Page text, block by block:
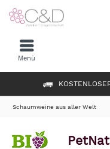
Menü
Schaumweine aus aller Welt